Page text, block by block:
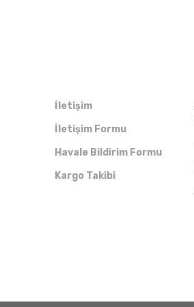
İletişim
İletişim Formu
Havale Bildirim Formu
Kargo Takibi